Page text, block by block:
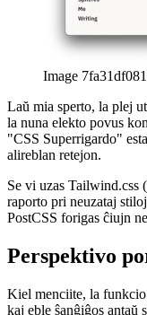
Image
Laŭ mia sperto, la plej
la nuna elekto povus
"CSS Superrigardo"
alireblan retejon.
Se vi uzas Tailwind.css
PostCSS forigas ĉiujn